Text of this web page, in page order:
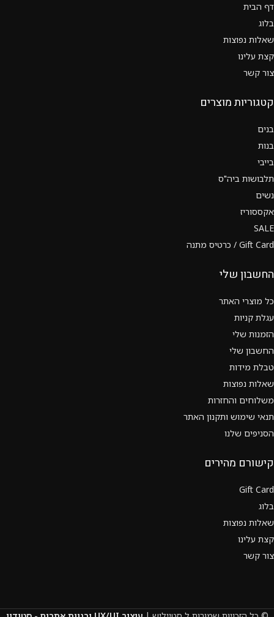
דף הבית
בלוג
שאלות נפוצות
קצת עלינו
צור קשר
קטגוריות מוצרים
בנים
בנות
בייבי
תלבושות ביה"ס
נשים
אקססוריז
SALE
Gift Card / כרטיס מתנה
החשבון שלי
כל מוצרי האתר
עגלת קניות
הזמנות שלי
החשבון שלי
טבלת מידות
שאלות נפוצות
משלוחים והחזרות
תנאי שימוש ותקנון האתר
הסניפים שלנו
קישורם מהירים
Gift Card
בלוג
שאלות נפוצות
קצת עלינו
צור קשר